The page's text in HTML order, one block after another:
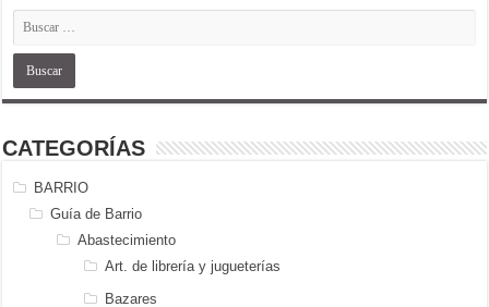
CATEGORÍAS
BARRIO
Guía de Barrio
Abastecimiento
Art. de librería y jugueterías
Bazares